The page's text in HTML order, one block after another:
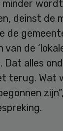
deinst de
de
de
alles
terug. Wat